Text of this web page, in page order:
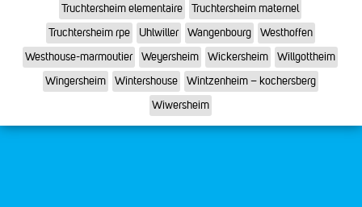
Truchtersheim elementaire
Truchtersheim maternel
Truchtersheim rpe
Uhlwiller Wangenbourg
Westhoffen
Westhouse-marmoutier
Weyersheim Wickersheim
Willgottheim
Wingersheim
Wintershouse
Wintzenheim – kochersberg
Wiwersheim